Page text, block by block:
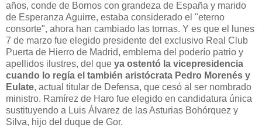
años, conde de Bornos con grandeza de España y marido
de Esperanza Aguirre, estaba considerado el "eterno
consorte", ahora han cambiado las tornas. Y es que el lunes
7 de marzo fue elegido presidente del exclusivo Real Club
Puerta de Hierro de Madrid, emblema del poderío patrio y
apellidos ilustres, del que ya ostentó la vicepresidencia
cuando lo regía el también aristócrata Pedro Morenés y
Eulate, actual titular de Defensa, que cesó al ser nombrado
ministro. Ramírez de Haro fue elegido en candidatura única
sustituyendo a Luis Álvarez de las Asturias Bohórquez y
Silva, hijo del duque de Gor.